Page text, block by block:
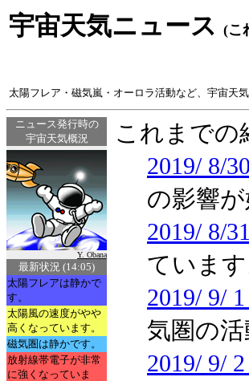
宇宙天気ニュース (こ
太陽フレア・磁気嵐・オーロラ活動など、宇宙天
ニュース発行時の
宇宙天気概況
Y. Obana
最新状況 (14:05)
太陽フレアは静かで
す。
太陽風の速度がやや
高くなっています。
磁気圏は静かです。
放射線帯電子が非常
に強くなっていま
これまで
2019/ 8/
の影響
2019/ 8/
ています
2019/ 9/
気圏の
2019/ 9/